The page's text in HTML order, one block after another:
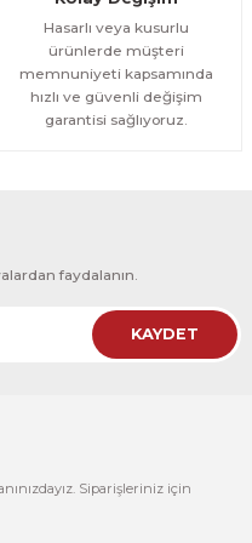
%12
Tablo ACT
Çerçeveli Tablo ACT
Hasarlı veya kusurlu
ürünlerde müşteri
memnuniyeti kapsamında
hızlı ve güvenli değişim
garantisi sağlıyoruz.
faydalanın.
KAYDET
Siparişleriniz için